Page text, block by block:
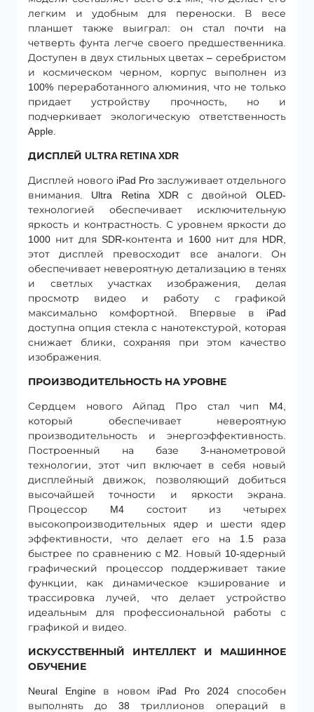
легким и удобным для переноски. В весе
планшет также выиграл: он стал почти на
четверть фунта легче своего предшественника.
Доступен в двух стильных цветах – серебристом
и космическом черном, корпус выполнен из
100% переработанного алюминия, что не только
придает устройству прочность, но и
подчеркивает экологическую ответственность
Apple.
ДИСПЛЕЙ ULTRA RETINA XDR
Дисплей нового iPad Pro заслуживает отдельного
внимания. Ultra Retina XDR с двойной OLED-
технологией обеспечивает исключительную
яркость и контрастность. С уровнем яркости до
1000 нит для SDR-контента и 1600 нит для HDR,
этот дисплей превосходит все аналоги. Он
обеспечивает невероятную детализацию в тенях
и светлых участках изображения, делая
просмотр видео и работу с графикой
максимально комфортной. Впервые в iPad
доступна опция стекла с нанотекстурой, которая
снижает блики, сохраняя при этом качество
изображения.
ПРОИЗВОДИТЕЛЬНОСТЬ НА УРОВНЕ
Сердцем нового Айпад Про стал чип M4,
который обеспечивает невероятную
производительность и энергоэффективность.
Построенный на базе 3-нанометровой
технологии, этот чип включает в себя новый
дисплейный движок, позволяющий добиться
высочайшей точности и яркости экрана.
Процессор M4 состоит из четырех
высокопроизводительных ядер и шести ядер
эффективности, что делает его на 1.5 раза
быстрее по сравнению с M2. Новый 10-ядерный
графический процессор поддерживает такие
функции, как динамическое кэширование и
трассировка лучей, что делает устройство
идеальным для профессиональной работы с
графикой и видео.
ИСКУССТВЕННЫЙ ИНТЕЛЛЕКТ И МАШИННОЕ
ОБУЧЕНИЕ
Neural Engine в новом iPad Pro 2024 способен
выполнять до 38 триллионов операций в